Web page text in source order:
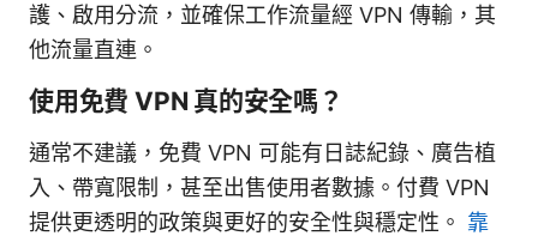
護、啟用分流，並確保工作流量經 VPN 傳輸，其
他流量直連。
使用免費 VPN 真的安全嗎？
通常不建議，免費 VPN 可能有日誌紀錄、廣告植
入、帶寬限制，甚至出售使用者數據。付費 VPN
提供更透明的政策與更好的安全性與穩定性。 靠